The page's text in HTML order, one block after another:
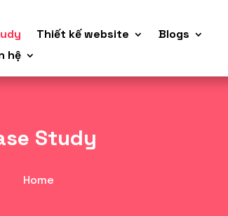
Thiết kế website
Blogs
hệ
Study
Home